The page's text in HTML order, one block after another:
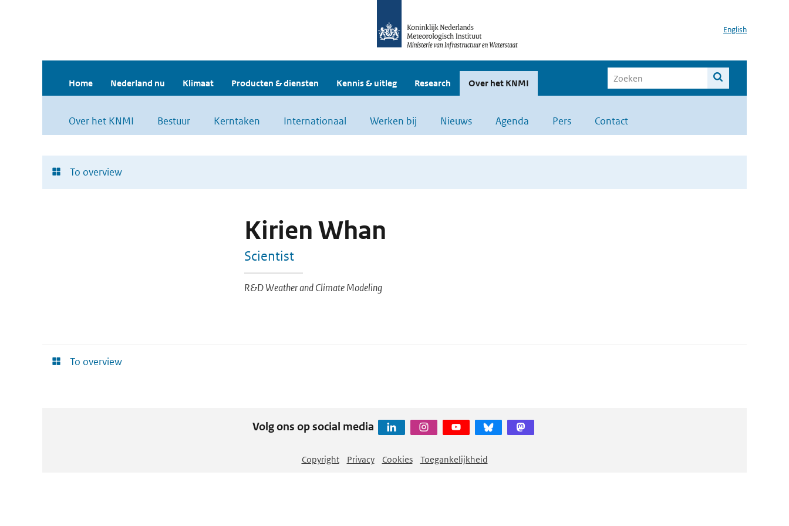
English
Home Nederland nu Klimaat Producten & diensten Kennis & uitleg Research Over het KNMI
Over het KNMI Bestuur Kerntaken Internationaal Werken bij Nieuws Agenda Pers Contact
To overview
Kirien Whan
Scientist
R&D Weather and Climate Modeling
To overview
Volg ons op social media
Copyright Privacy Cookies Toegankelijkheid